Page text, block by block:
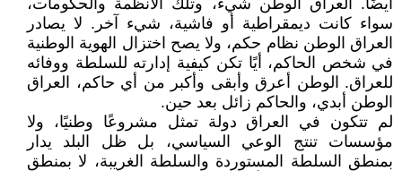
أيضًا. العراق الوطن شيء، وتلك الأنظمة والحكومات،
سواء كانت ديمقراطية أو فاشية، شيء آخر. لا يصادر
العراق الوطن نظام حكم، ولا يصح اختزال الهوية الوطنية
في شخص الحاكم، أيًا تكن كيفية إدارته للسلطة ووفائه
للعراق. الوطن أعرق وأبقى وأكبر من أي حاكم، العراق
الوطن أبدي، والحاكم زائل بعد حين.
لم تتكون في العراق دولة تمثل مشروعًا وطنيًا، ولا
مؤسسات تنتج الوعي السياسي، بل ظل البلد يدار
بمنطق السلطة المستوردة والسلطة الغريبة، لا بمنطق